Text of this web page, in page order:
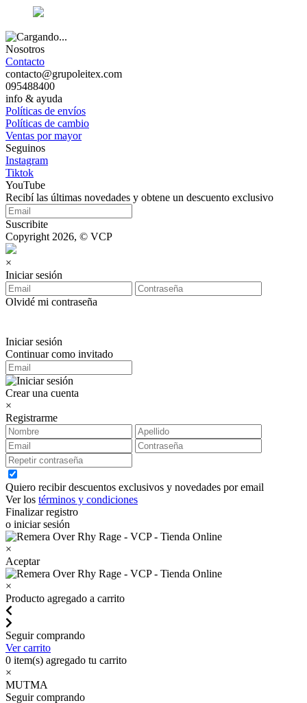
Nosotros
Contacto
contacto@grupoleitex.com
095488400
info & ayuda
Políticas de envíos
Políticas de cambio
Ventas por mayor
Seguinos
Instagram
Tiktok
YouTube
Recibí las últimas novedades y obtene un descuento exclusivo
Suscribite
Copyright 2026, © VCP
×
Iniciar sesión
Olvidé mi contraseña
Iniciar sesión
Continuar como invitado
Crear una cuenta
×
Registrarme
Quiero recibir descuentos exclusivos y novedades por email
Ver los términos y condiciones
Finalizar registro
o iniciar sesión
×
Aceptar
×
Producto agregado a carrito
Seguir comprando
Ver carrito
0 item(s) agregado tu carrito
×
MUTMA
Seguir comprando